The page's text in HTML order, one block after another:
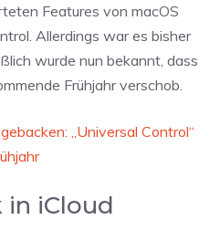
Features von macOS
Allerdings war es bisher
wurde nun bekannt, dass
Frühjahr verschob.
„Universal Control“
in iCloud